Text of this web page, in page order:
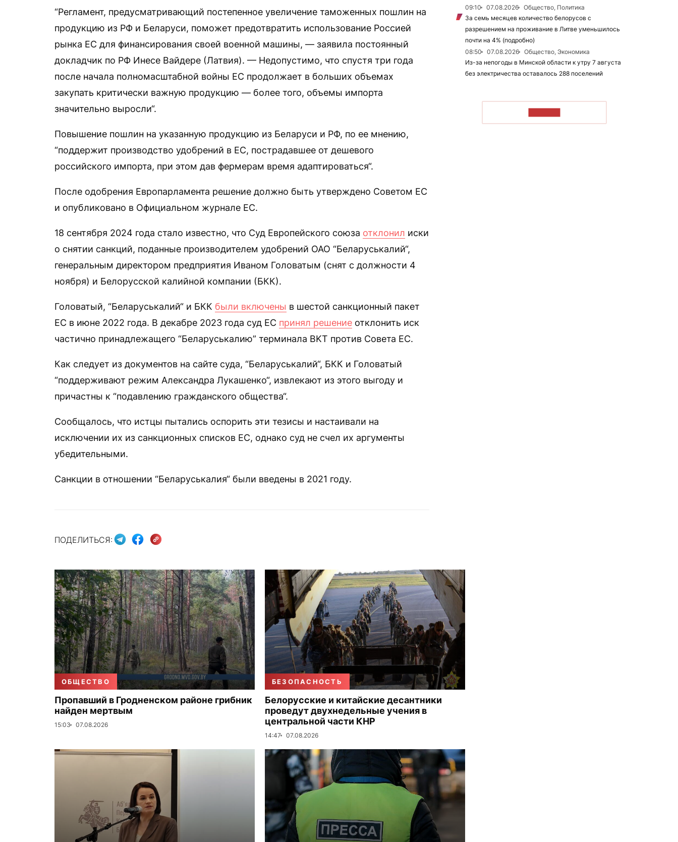
“Регламент, предусматривающий постепенное увеличение таможенных пошлин на
продукцию из РФ и Беларуси, поможет предотвратить использование Россией
рынка ЕС для финансирования своей военной машины, — заявила постоянный
докладчик по РФ Инесе Вайдере (Латвия). — Недопустимо, что спустя три года
после начала полномасштабной войны ЕС продолжает в больших объемах
закупать критически важную продукцию — более того, объемы импорта
значительно выросли“.
Повышение пошлин на указанную продукцию из Беларуси и РФ, по ее мнению,
“поддержит производство удобрений в ЕС, пострадавшее от дешевого
российского импорта, при этом дав фермерам время адаптироваться“.
После одобрения Европарламента решение должно быть утверждено Советом ЕС
и опубликовано в Официальном журнале ЕС.
18 сентября 2024 года стало известно, что Суд Европейского союза отклонил иски
о снятии санкций, поданные производителем удобрений ОАО “Беларуськалий“,
генеральным директором предприятия Иваном Головатым (снят с должности 4
ноября) и Белорусской калийной компании (БКК).
Головатый, “Беларуськалий“ и БКК были включены в шестой санкционный пакет
ЕС в июне 2022 года. В декабре 2023 года суд ЕС принял решение отклонить иск
частично принадлежащего “Беларуськалию” терминала BKT против Совета ЕС.
Как следует из документов на сайте суда, “Беларуськалий“, БКК и Головатый
“поддерживают режим Александра Лукашенко“, извлекают из этого выгоду и
причастны к “подавлению гражданского общества“.
Сообщалось, что истцы пытались оспорить эти тезисы и настаивали на
исключении их из санкционных списков ЕС, однако суд не счел их аргументы
убедительными.
Санкции в отношении “Беларуськалия“ были введены в 2021 году.
ПОДЕЛИТЬСЯ:
ОБЩЕСТВО
Пропавший в Гродненском районе грибник
найден мертвым
15:03 07.08.2026
БЕЗОПАСНОСТЬ
Белорусские и китайские десантники
проведут двухнедельные учения в
центральной части КНР
14:47 07.08.2026
09:10
07.08.2026
Общество, Политика
За семь месяцев количество белорусов с
разрешением на проживание в Литве уменьшилось
почти на 4% (подробно)
08:50
07.08.2026
Общество, Экономика
Из-за непогоды в Минской области к утру 7 августа
без электричества оставалось 288 поселений